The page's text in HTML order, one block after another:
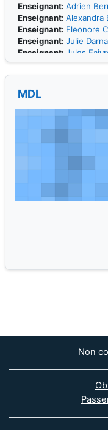
Enseignant: Adrien
Enseignant: Alexandra
Enseignant: Eleonore
Enseignant: Julie
Enseignant: Jules
Enseignant:Nadi
Enseignant:Laurence
Enseignant:
Enseignant:Natacha
Enseignant:Aurélie
Ambre
MDL
Non